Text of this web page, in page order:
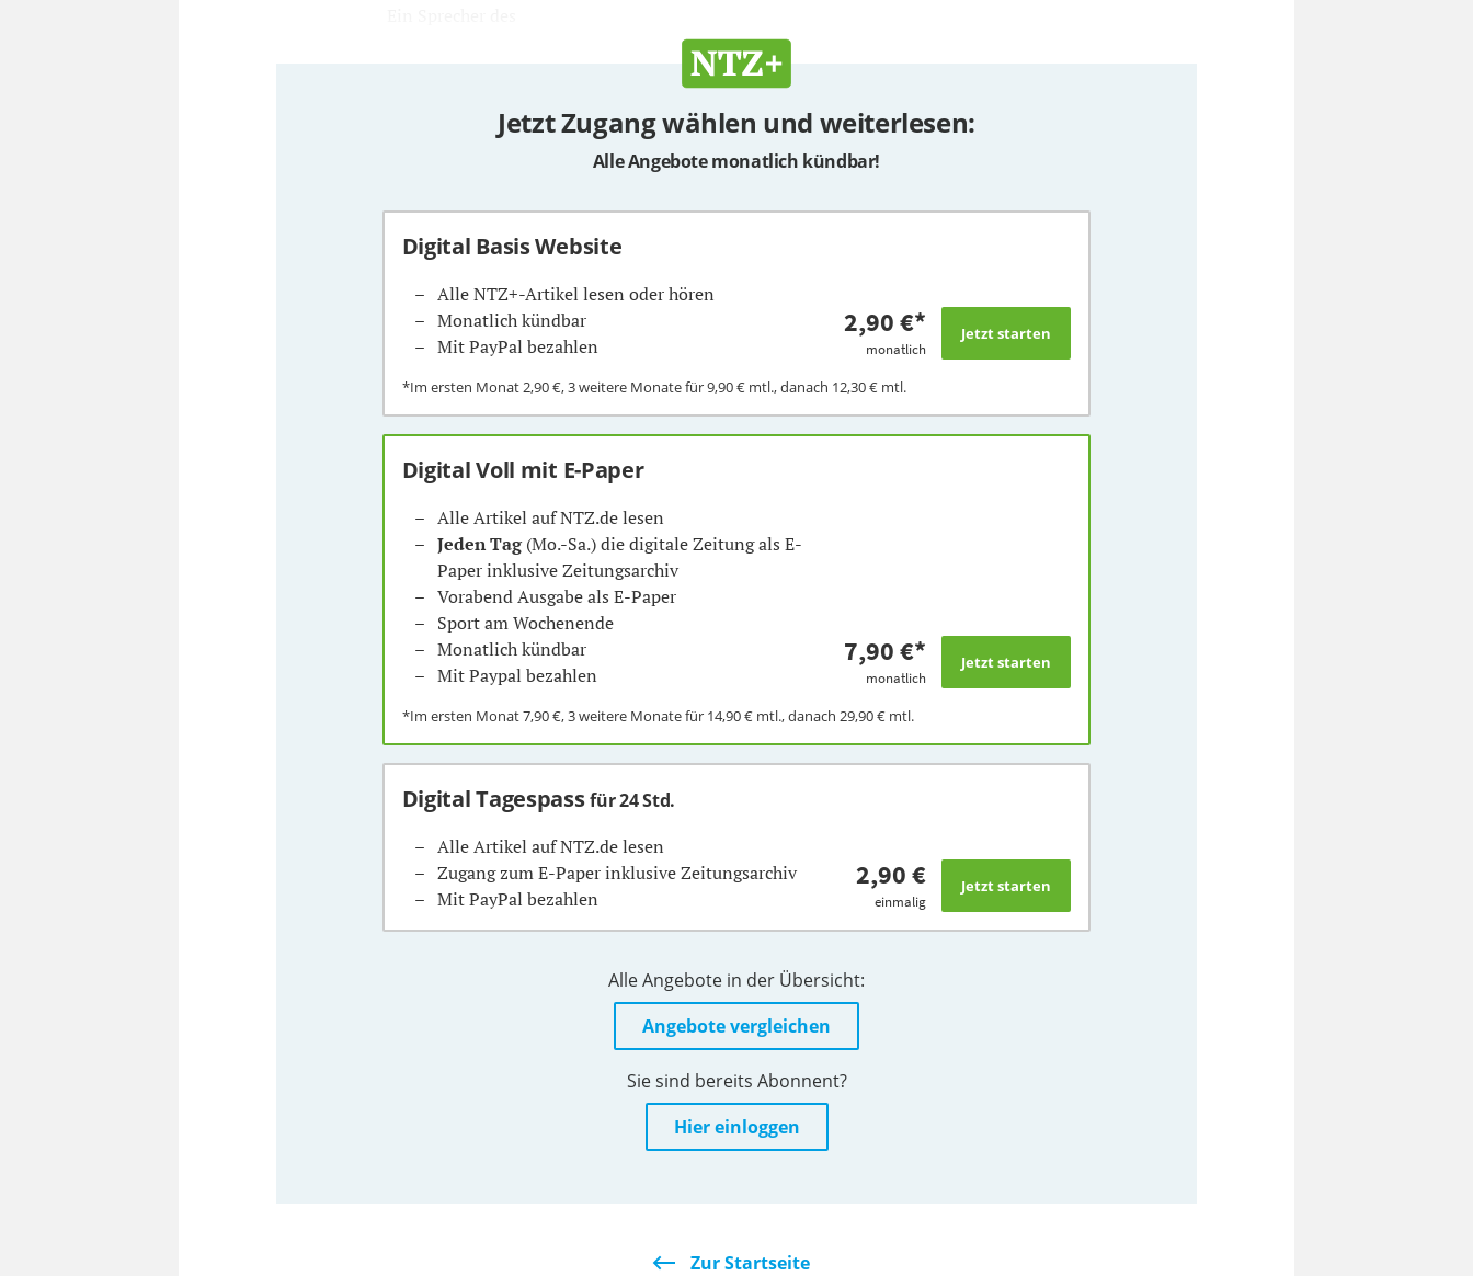
Jetzt Zugang wählen und weiterlesen:
Alle Angebote monatlich kündbar!
Digital Basis Website
Alle NTZ+-Artikel lesen oder hören
Monatlich kündbar
Mit PayPal bezahlen
2,90 €*
monatlich
*Im ersten Monat2,90 €, 3 weitere Monate für9,90 €mtl., danach 12,30 €mtl.
Digital Voll mit E-Paper
Alle Artikel auf NTZ.de lesen
Jeden Tag(Mo.-Sa.) die digitale Zeitung als E-
Paper inklusive Zeitungsarchiv
Vorabend Ausgabe als E-Paper
Sport am Wochenende
Monatlich kündbar
Mit Paypal bezahlen
7,90 €*
monatlich
*Im ersten Monat7,90 €, 3 weitere Monate für 14,90 €mtl., danach 29,90 €mtl.
Digital Tagespassfür 24 Std.
Alle Artikel auf NTZ.de lesen
Zugang zum E-Paper inklusive Zeitungsarchiv
Mit PayPal bezahlen
2,90 €
einmalig
Alle Angebote in der Übersicht:
Angebote vergleichen
Sie sind bereits Abonnent?
Hier einloggen
Zur Startseite